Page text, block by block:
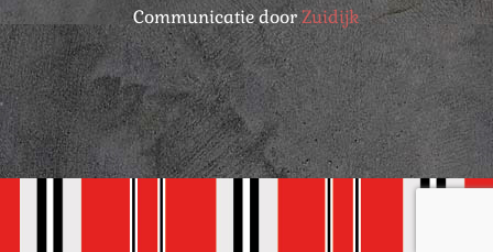
Communicatie doorZuidijk